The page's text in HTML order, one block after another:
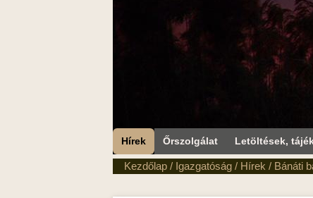
Hírek Őrszolgálat Letöltések,
Kezdőlap / Igazgatóság / Hírek / Bánáti